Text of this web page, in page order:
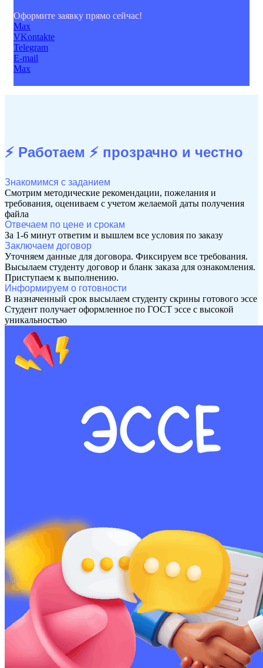
Оформите заявку прямо сейчас!
Max
VKontakte
Telegram
E-mail
Max
⚡ Работаем ⚡ прозрачно и честно
Знакомимся с заданием
Смотрим методические рекомендации, пожелания и
требования, оцениваем с учетом желаемой даты получения
файла
Отвечаем по цене и срокам
За 1-6 минут ответим и вышлем все условия по заказу
Заключаем договор
Уточняем данные для договора. Фиксируем все требования.
Высылаем студенту договор и бланк заказа для ознакомления.
Приступаем к выполнению.
Информируем о готовности
В назначенный срок высылаем студенту скрины готового эссе
Студент получает оформленное по ГОСТ эссе с высокой
уникальностью